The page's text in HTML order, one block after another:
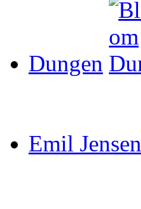
Dungen
Emil Jensen